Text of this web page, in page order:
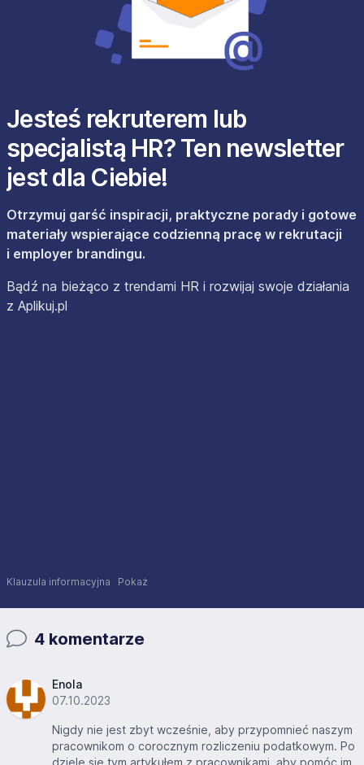
Jesteś rekruterem lub
specjalistą HR? Ten newsletter
jest dla Ciebie!
Otrzymuj garść inspiracji, praktyczne porady i gotowe
materiały wspierające codzienną pracę w rekrutacji
i employer brandingu.
Bądź na bieżąco z trendami HR i rozwijaj swoje działania
z Aplikuj.pl
Klauzula informacyjna Pokaż
4 komentarze
Enola
07.10.2023
Nigdy nie jest zbyt wcześnie, aby przypomnieć naszym
pracownikom o corocznym rozliczeniu podatkowym. Po